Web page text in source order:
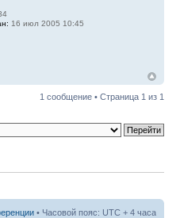
16 июл 2005 10:45
1 сообщение • Страница 1 из 1
• Часовой пояс: UTC + 4 часа